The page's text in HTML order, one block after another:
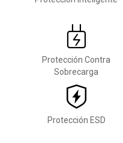
Protección Contra
Sobrecarga
Protección ESD